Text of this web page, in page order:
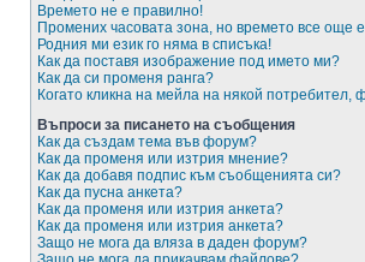
Времето не е правилно!
Промених часовата зона, но времето все още
Родния ми език го няма в списъка!
Как да поставя изображение под името ми?
Как да си променя ранга?
Когато кликна на мейла на някой потребител,
Въпроси за писането на съобщения
Как да създам тема във форум?
Как да променя или изтрия мнение?
Как да добавя подпис към съобщенията си?
Как да пусна анкета?
Как да променя или изтрия анкета?
Как да променя или изтрия анкета?
Защо не мога да вляза в даден форум?